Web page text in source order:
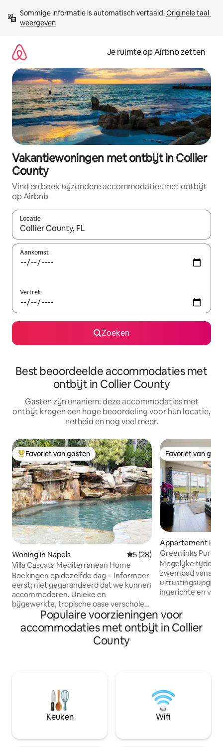
direct
naar
Sommige informatie is automatisch vertaald. Originele taal
weergeven
Je ruimte op Airbnb zetten
Vakantiewoningen met ontbijt in Collier
County
Vind en boek bijzondere accommodaties met ontbijt
op Airbnb
Locatie
Wanneer er suggesties beschikbaar zijn, maak je een keuze
Aankomst
Vertrek
Zoeken
Best beoordeelde accommodaties met
ontbijt in Collier County
Gasten zijn unaniem: deze accommodaties met
ontbijt kregen een hoge beoordeling voor hun locatie,
netheid en nog veel meer.
Topfavoriet van gasten
Favoriet van gasten
Woning in Napels Gemiddelde beoordeling
5 (28)
Villa Cascata Mediterranean Home
Boekingen op dezelfde dag-- Informeer
eerst; niet gegarandeerd dat we kunnen
accommoderen. Unieke en
bijgewerkte, tropische oase verscholen
in de ideale Vanderbilt Beach-locatie!
Villa Cascata is een huis in mediterrane
stijl, compleet met een weelderige
aangelegde achtertuinoase en een
heeft een eenpersoonsbed boven een
volledig stapelbed met een
onderschuifbed (stapelbedkamer heeft
een totaal van 3 bedden en kan 4
Huisdieren Zwembadverwarming
Favoriet van
Favoriet van
Appartement in
Greenlinks Purple
verdieping/3
Mogelijke
zwembad vanaf
uitrustingsupgrade Deze
ingerichte en
een
vakantie-
eigenaren: we
van het resort
paar weken
verbeteringen
Populaire voorzieningen voor
accommodaties met ontbijt in Collier
County
Keuken Wifi